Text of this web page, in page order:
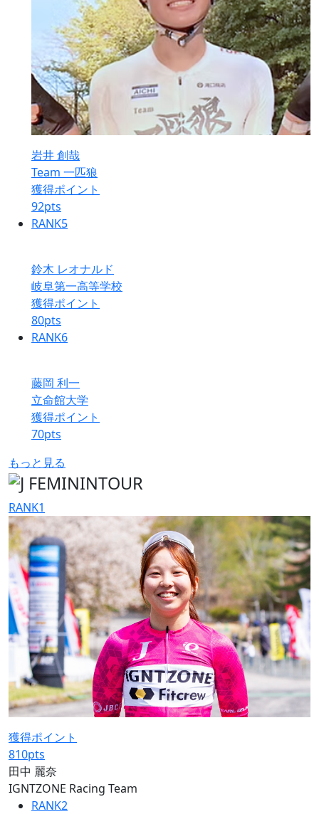
岩井 創哉
Team 一匹狼
獲得ポイント
92pts
RANK5
鈴木 レオナルド
岐阜第一高等学校
獲得ポイント
80pts
RANK6
藤岡 利一
立命館大学
獲得ポイント
70pts
もっと見る
RANK1
獲得ポイント
810pts
田中 麗奈
IGNTZONE Racing Team
RANK2